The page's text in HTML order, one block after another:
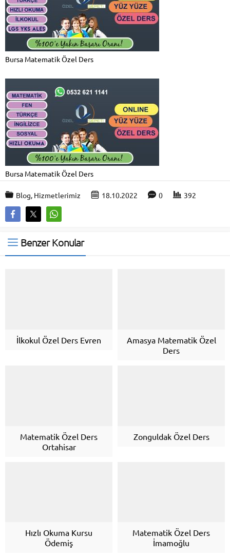
Bursa Matematik Özel Ders
Bursa Matematik Özel Ders
Blog, Hizmetlerimiz 18.10.2022 0 392
Benzer Konular
İlkokul Özel Ders Evren
Amasya Matematik Özel
Ders
Matematik Özel Ders
Ortahisar
Zonguldak Özel Ders
Hızlı Okuma Kursu
Ödemiş
Matematik Özel Ders
İmamoğlu